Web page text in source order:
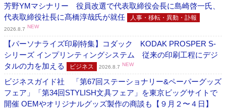
芳野YMマシナリー 役員改選で代表取締役会長に島崎啓一氏、
代表取締役社長に髙橋淳哉氏が就任
人事・移転・異動・訃報
2026.8.7 NEW
【パーソナライズ印刷特集】コダック KODAK PROSPER S-
シリーズ インプリンティングシステム 従来の印刷工程にデジ
タルの力を加える
ビジネス 2026.8.7 NEW
ビジネスガイド社 「第67回ステーショナリー&ペーパーグッズ
フェア」「第34回STYLISH文具フェア」を東京ビッグサイトで
開催 OEMやオリジナルグッズ製作の商談も【９月２〜４日】